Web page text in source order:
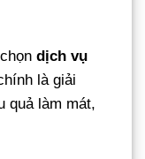
dịch vụ
là giải
quả làm mát,